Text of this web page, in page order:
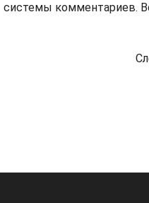
системы комментариев.